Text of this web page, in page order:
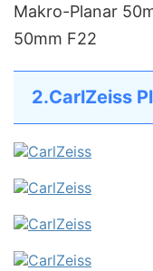
Makro-Planar
50mm F22
2.CarlZeiss